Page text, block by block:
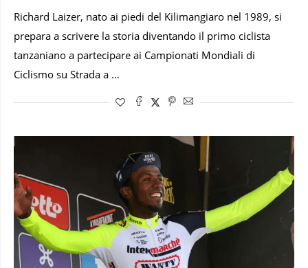
Richard Laizer, nato ai piedi del Kilimangiaro nel 1989, si
prepara a scrivere la storia diventando il primo ciclista
tanzaniano a partecipare ai Campionati Mondiali di
Ciclismo su Strada a …